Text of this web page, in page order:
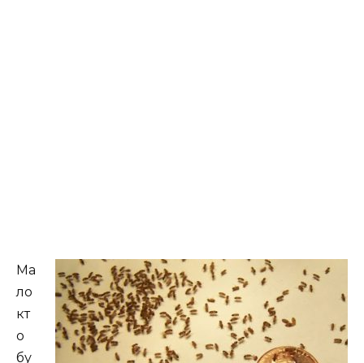
Ма
ло
кт
о
бу